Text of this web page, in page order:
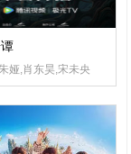
祺
娅,肖东昊,宋未央